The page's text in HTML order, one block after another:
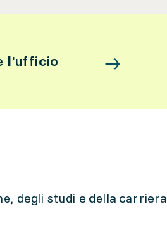
l’ufficio
degli studi e della carriera